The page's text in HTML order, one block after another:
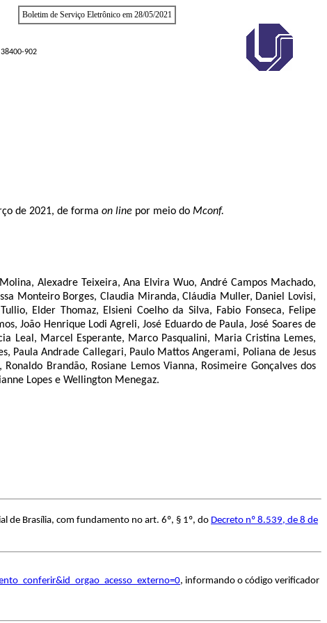
Boletim de Serviço Eletrônico em 28/05/2021
902
de 2021, de forma on line por meio do Mconf.
Alexadre Teixeira, Ana Elvira Wuo, André Campos Machado,
Monteiro Borges, Claudia Miranda, Cláudia Muller, Daniel Lovisi,
Elder Thomaz, Elsieni Coelho da Silva, Fabio Fonseca, Felipe
João Henrique Lodi Agreli, José Eduardo de Paula, José Soares de
Leal, Marcel Esperante, Marco Pasqualini, Maria Cristina Lemes,
Paula Andrade Callegari, Paulo Mattos Angerami, Poliana de Jesus
Brandão, Rosiane Lemos Vianna, Rosimeire Gonçalves dos
Lopes e Wellington Menegaz.
Brasília, com fundamento no art. 6º, § 1º, do Decreto nº 8.539, de 8 de
, informando o código verificador